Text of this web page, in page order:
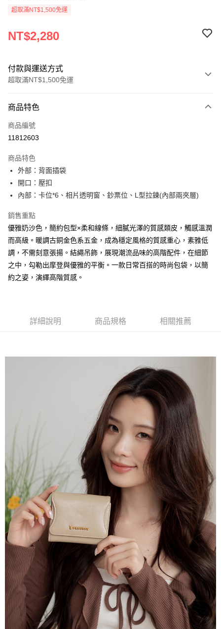
超取滿NT$1,500免運
NT$2,280
付款與運送方式
超取滿NT$1,500免運
信用卡一次付款
超商取貨付款
Apple Pay
街口支付
大哥付你分期
相關說明
1.本服務由台灣大哥大提供，台灣大哥大用戶可立即使用無須另外申請。
2.付款方式選擇「大哥付你分期」，訂單成立後會自動跳轉到大哥付的交易
流程，驗證手機門號後，選擇欲分期的期數、繳款截止日，確認付款後即完
成交易。
法說明評估內容。
【繳款方式說明】
1.本服務係由「台灣大哥大股份有限公司」（以下簡稱本公司）所提供，讓
用戶於交易時，得透過本服務購買商品或服務，並由商店將買賣／分期付款
買賣價金債權讓與本公司後，依約使用本公司帳單繳交帳款。
2.基於同意付款使用「大哥付你分期」之契約關係目的，商店將以您的個人
資料（包含姓名、電話或地址）提供予台灣大哥大進項蒐集、處理及利用，
由本公司與您本人進行分期帳單所需資料之確認、核對及更正。
3.完整用戶服務條款，請詳閱以下連結： https://oppay.tw/userRule
AFTEE先享後付
相關說明
【關於「AFTEE先享後付」】
３．安心：先確認商品／服務後，再付款。
結帳頁面，進行簡訊認證並確認金額後，即可完成結帳。
３．收到繳費通知簡訊後14天內，點擊此簡訊中的連結，可透過四大超商／
ATM／網路銀行／等多元方式進行付款，方視為交易完成。
※ 請注意：結帳手續完成當下不需立刻繳費，但若您需要取消訂單，請聯絡
購買商品的店家。未經商家同意取消之訂單仍視為有效，需透過AFTEE先享
※ 交易是否成功請以「AFTEE先享後付 」之結帳頁面顯示為準，若有關於
是否繳費成功／繳費後需取消欲退款等相關疑問，請聯繫「AFTEE先享後付
客戶支援中心」
https://netprotections.freshdesk.com/support/home
【注意事項】
１．透過由恩沛科技股份有限公司提供之「AFTEE先享後付」服務完成之交
易，需依本服務之必要範圍內提供個人資料，並將交易相關給付款項請求債
權轉讓予恩沛科技股份有限公司。
２．關於個人資料處理事宜，請瀏覽以下網址：
https://aftee.tw/terms/#terms3
３．未成年的使用者請事先徵得法定代理人或監護人之同意方可使用
「AFTEE先享後付」，若未經同意申辦者引起之損失，本公司不負相關責
任。
４．使用「AFTEE先享後付」時，將依據個別帳號之用戶狀況，依本公司即
時審查核予不同之上限額度；若仍有額度不足之情形，本公司將視審查結果
請求用戶進行身份認證。
５．嚴禁一人註冊多個帳號或使用他人資訊註冊。若發現惡意使用之情形，
恩沛科技股份有限公司將有權停止該用戶之使用額度並採取法律行動。
全家取貨付款
付款後全家取貨
每筆NT$60，滿NT$1,500(含以上)免運費
每筆NT$60，滿NT$2,000(含以上)免運費
付款後7-11取貨
每筆NT$60，滿NT$2,000(含以上)免運費
宅配
每筆NT$60，滿NT$2,000(含以上)免運費
宅配_離島
每筆NT$100
商品特色
商品編號
11812603
商品特色
外部：背面插袋
開口：壓扣
內部：卡位*6、相片透明窗、鈔票位、L型拉鍊(內部兩夾層)
銷售重點
優雅奶沙色，簡約包型×柔和線條，細膩光澤的質感類皮，觸感溫潤
而高級。暖調古銅金色系五金，成為穩定風格的質感重心，素雅低
調，不需刻意張揚。結繩吊飾，展現潮流品味的高階配件，在細節
之中，勾勒出摩登與優雅的平衡。一款日常百搭的時尚包袋，以簡
約之姿，演繹高階質感。
詳細說明 商品規格 相關推薦